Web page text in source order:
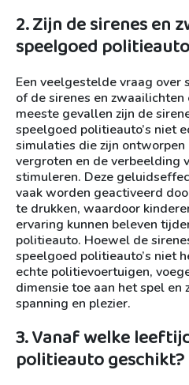
2. Zijn de sirenes en
speelgoed
Een veelgestelde vraag over
of de sirenes en
meeste gevallen zijn de
speelgoed politieauto’s niet
simulaties die zijn
vergroten en de verbeelding
stimuleren. Deze
vaak worden geactiveerd
te drukken, waardoor
ervaring kunnen beleven
politieauto. Hoewel de
speelgoed politieauto’s niet
echte politievoertuigen,
dimensie toe aan het spel en
spanning en plezier.
3. Vanaf welke
politieauto geschikt?